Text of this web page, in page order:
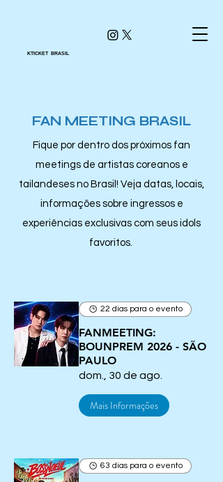
KTICKET BRASIL
FAN MEETING BRASIL
Fique por dentro dos próximos fan
meetings de artistas coreanos e
tailandeses no Brasil! Veja datas, locais,
informações sobre ingressos e
experiências exclusivas com seus idols
favoritos.
22 dias para o evento
FANMEETING:
BOUNPREM 2026 - SÃO
PAULO
dom., 30 de ago.
Mais Informações
63 dias para o evento